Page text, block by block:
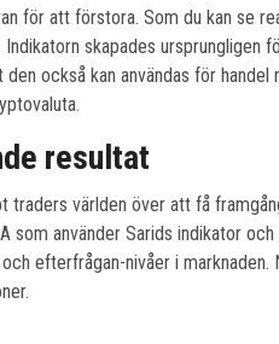
för att förstora. Som du kan se
skapades ursprungligen
den också kan användas för
resultat
traders världen över att få
som använder Sarids indikator
efterfrågan-nivåer i